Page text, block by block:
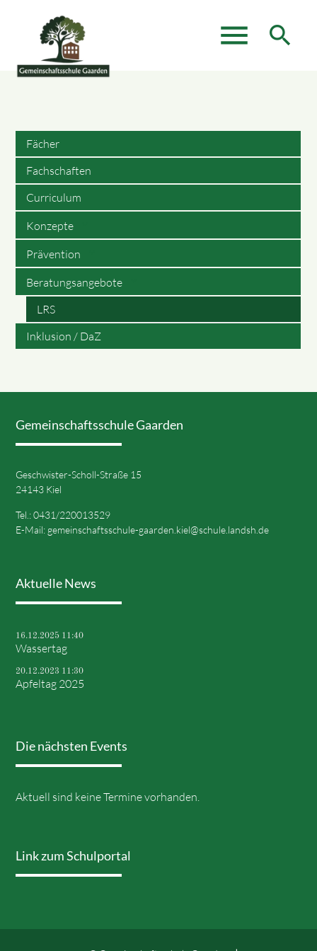
menu search
Fächer
Fachschaften
Curriculum
Konzepte
Prävention
Beratungsangebote
LRS
Inklusion / DaZ
Gemeinschaftsschule Gaarden
Geschwister-Scholl-Straße 15
24143 Kiel
Tel.: 0431/220013529
E-Mail: gemeinschaftsschule-gaarden.kiel@schule.landsh.de
Aktuelle News
16.12.2025 11:40
Wassertag
20.12.2023 11:30
Apfeltag 2025
Die nächsten Events
Aktuell sind keine Termine vorhanden.
Link zum Schulportal